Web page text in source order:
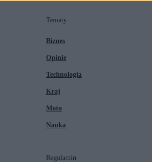
Tematy
Biznes
Opinie
Technologia
Kraj
Moto
Nauka
Regulamin